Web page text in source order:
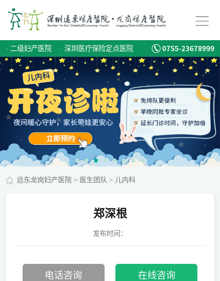
· 二级妇产医院 · 深圳医疗保险定点医院
远东龙岗妇产医院> 医生团队 > 儿内科
郑深根
发布时间：
电话咨询 在线咨询